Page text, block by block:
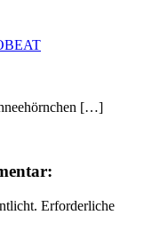
[…]
Erforderliche